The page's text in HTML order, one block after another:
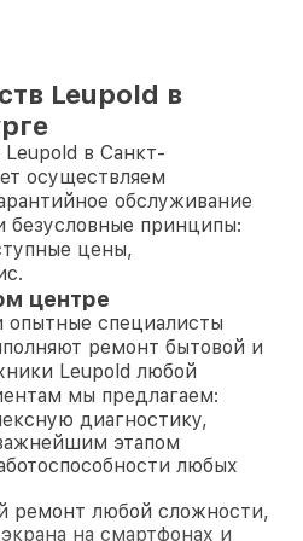
Leupold в
в Санкт-
осуществляем
обслуживание
принципы:
цены,
центре
специалисты
ремонт бытовой и
Leupold любой
мы предлагаем:
диагностику,
этапом
любых
ремонт любой сложности,
на смартфонах и